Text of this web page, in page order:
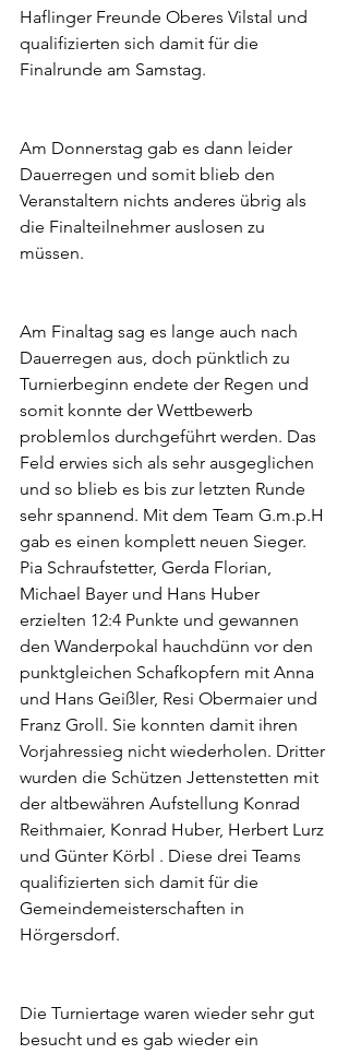
Haflinger Freunde Oberes Vilstal und
qualifizierten sich damit für die
Finalrunde am Samstag.
Am Donnerstag gab es dann leider
Dauerregen und somit blieb den
Veranstaltern nichts anderes übrig als
die Finalteilnehmer auslosen zu
müssen.
Am Finaltag sag es lange auch nach
Dauerregen aus, doch pünktlich zu
Turnierbeginn endete der Regen und
somit konnte der Wettbewerb
problemlos durchgeführt werden. Das
Feld erwies sich als sehr ausgeglichen
und so blieb es bis zur letzten Runde
sehr spannend. Mit dem Team G.m.p.H
gab es einen komplett neuen Sieger.
Pia Schraufstetter, Gerda Florian,
Michael Bayer und Hans Huber
erzielten 12:4 Punkte und gewannen
den Wanderpokal hauchdünn vor den
punktgleichen Schafkopfern mit Anna
und Hans Geißler, Resi Obermaier und
Franz Groll. Sie konnten damit ihren
Vorjahressieg nicht wiederholen. Dritter
wurden die Schützen Jettenstetten mit
der altbewähren Aufstellung Konrad
Reithmaier, Konrad Huber, Herbert Lurz
und Günter Körbl . Diese drei Teams
qualifizierten sich damit für die
Gemeindemeisterschaften in
Hörgersdorf.
Die Turniertage waren wieder sehr gut
besucht und es gab wieder ein